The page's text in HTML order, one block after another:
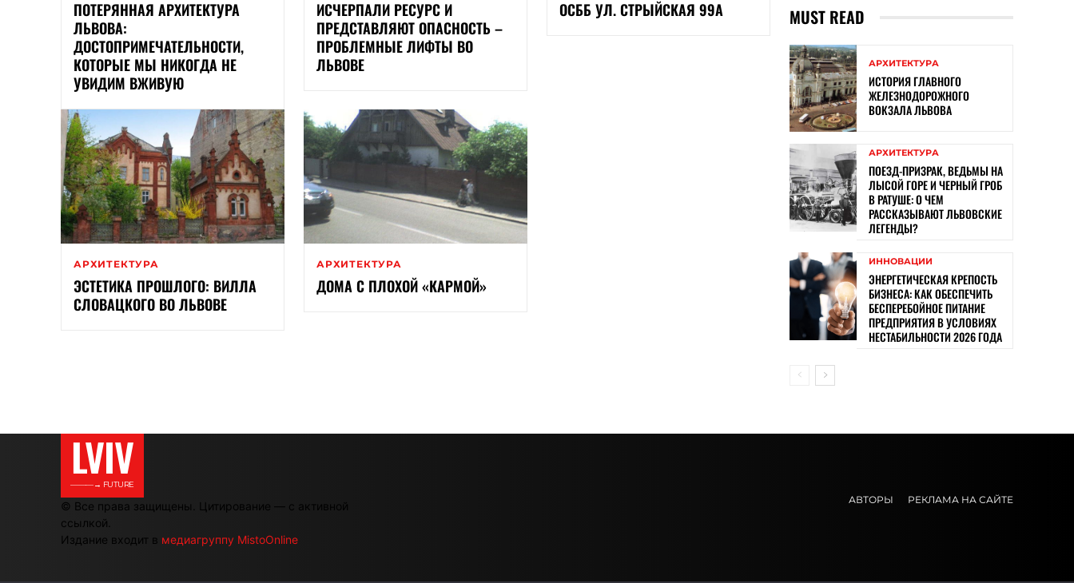
ПОТЕРЯННАЯ АРХИТЕКТУРА
ЛЬВОВА:
ДОСТОПРИМЕЧАТЕЛЬНОСТИ,
КОТОРЫЕ МЫ НИКОГДА НЕ
УВИДИМ ВЖИВУЮ
ИСЧЕРПАЛИ РЕСУРС И
ПРЕДСТАВЛЯЮТ ОПАСНОСТЬ –
ПРОБЛЕМНЫЕ ЛИФТЫ ВО
ЛЬВОВЕ
ОСББ УЛ. СТРЫЙСКАЯ 99А
АРХИТЕКТУРА
ЭСТЕТИКА ПРОШЛОГО: ВИЛЛА
СЛОВАЦКОГО ВО ЛЬВОВЕ
АРХИТЕКТУРА
ДОМА С ПЛОХОЙ «КАРМОЙ»
MUST READ
АРХИТЕКТУРА
ИСТОРИЯ ГЛАВНОГО
ЖЕЛЕЗНОДОРОЖНОГО
ВОКЗАЛА ЛЬВОВА
АРХИТЕКТУРА
ПОЕЗД-ПРИЗРАК, ВЕДЬМЫ НА
ЛЫСОЙ ГОРЕ И ЧЕРНЫЙ ГРОБ
В РАТУШЕ: О ЧЕМ
РАССКАЗЫВАЮТ ЛЬВОВСКИЕ
ЛЕГЕНДЫ?
ИННОВАЦИИ
ЭНЕРГЕТИЧЕСКАЯ КРЕПОСТЬ
БИЗНЕСА: КАК ОБЕСПЕЧИТЬ
БЕСПЕРЕБОЙНОЕ ПИТАНИЕ
ПРЕДПРИЯТИЯ В УСЛОВИЯХ
НЕСТАБИЛЬНОСТИ 2026 ГОДА
LVIV
———→ FUTURE
© Все права защищены. Цитирование — с активной
ссылкой.
Издание входит в медиагруппу MistoOnline
АВТОРЫ РЕКЛАМА НА САЙТЕ